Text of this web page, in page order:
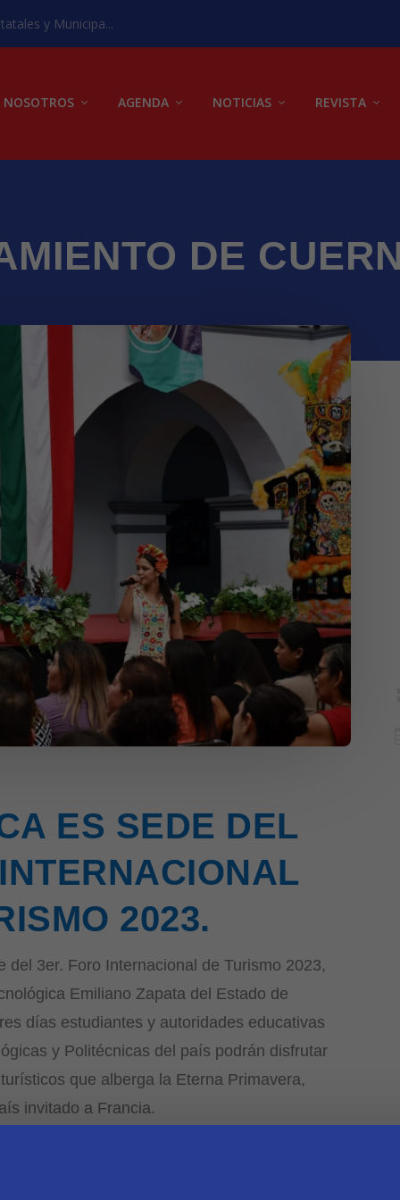
y Municipa...
NOSOTROS AGENDA NOTICIAS REVISTA
DE
ES SEDE DEL
2023.
del 3er. Foro Internacional de Turismo 2023,
Emiliano Zapata del Estado de
días estudiantes y autoridades educativas
y Politécnicas del país podrán disfrutar
que alberga la Eterna Primavera,
invitado a Francia.
Salgado, al dar la bienvenida
de la Ciudad de Cuernavaca